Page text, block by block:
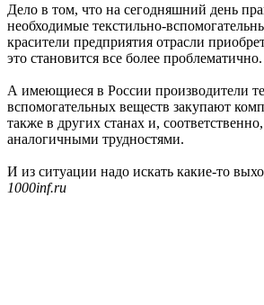
Дело в том, что на сегодняшний день
необходимые текстильно-
красители предприятия отрасли
это становится все более проблематично.
А имеющиеся в России производители
вспомогательных веществ закупают
также в других станах и,
аналогичными трудностями.
И из ситуации надо искать какие-то
1000inf.ru